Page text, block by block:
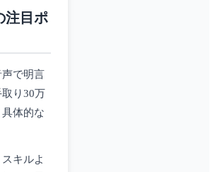
注目ポ
で明言
り30万
体的な
キルよ